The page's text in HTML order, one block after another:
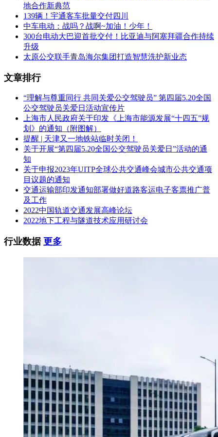
地合作新典范
139辆！宇通客车批量交付四川
中车电动：战吗？战啊~加油！少年！
300台电动大巴迎首批交付！比亚迪与阿塞拜疆合作持续
升级
太原公交联手青岛海尔集团打造智慧洗护新业态
文章排行
“理解与尊重同行 共同关爱公交驾驶员” 第四届5.20全国
公交驾驶员关爱日活动宣传片
上海市人民政府关于印发《上海市能源发展“十四五”规
划》的通知（附图解）
提醒 | 天津又一地铁站临时关闭！
关于开展“第四届5.20全国公交驾驶员关爱日”活动的通
知
关于申报2023年UITP全球公共交通峰会城市公共交通项
目议题的通知
交通运输部印发通知部署做好道路客运电子客票推广普
及工作
2022中国轨道交通发展高峰论坛
2022地下工程与隧道技术应用研讨会
行业数据更多